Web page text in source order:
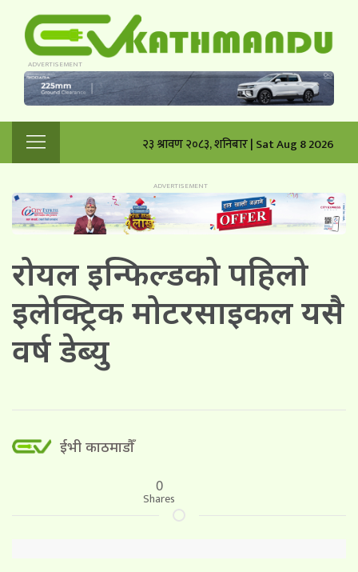
२३ श्रावण २०८३, शनिबार | Sat Aug 8 2026
रोयल इन्फिल्डको पहिलो
इलेक्ट्रिक मोटरसाइकल यसै
वर्ष डेब्यु
ईभी काठमाडौँ
0
Shares